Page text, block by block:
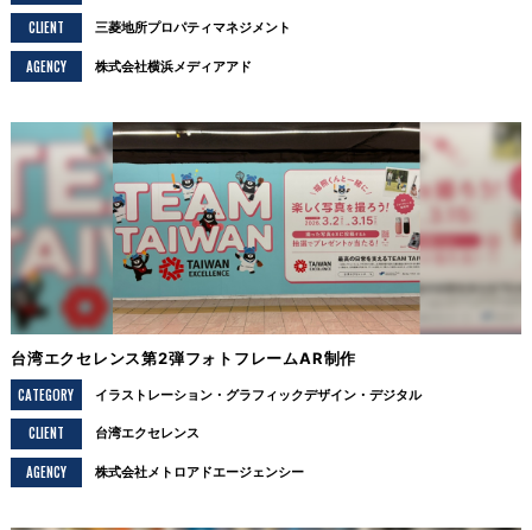
CLIENT 三菱地所プロパティマネジメント
AGENCY 株式会社横浜メディアアド
台湾エクセレンス第2弾フォトフレームAR制作
CATEGORY
イラストレーション グラフィックデザイン デジタル
CLIENT 台湾エクセレンス
AGENCY 株式会社メトロアドエージェンシー